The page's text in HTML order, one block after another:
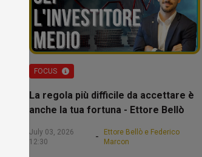
FOCUS
La regola più difficile da accettare è
anche la tua fortuna - Ettore Bellò
July 03, 2026
12:30
-
Ettore Bellò e Federico
Marcon